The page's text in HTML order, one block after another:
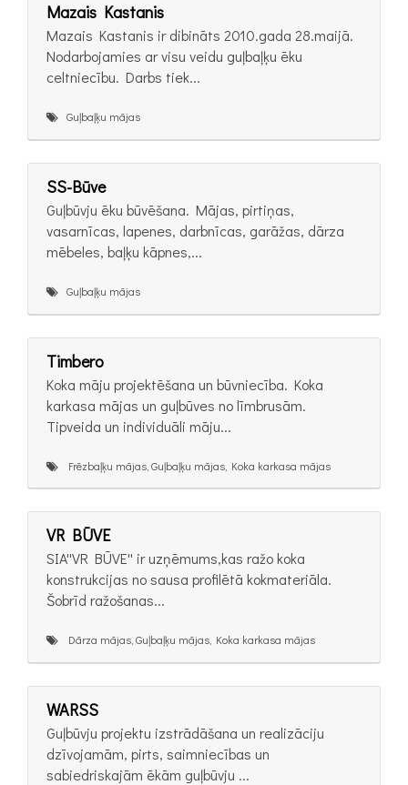
Mazais Kastanis
Mazais Kastanis ir dibināts 2010.gada 28.maijā.
Nodarbojamies ar visu veidu guļbaļķu ēku
celtniecību. Darbs tiek...
Guļbaļķu mājas
SS-Būve
Guļbūvju ēku būvēšana. Mājas, pirtiņas,
vasarnīcas, lapenes, darbnīcas, garāžas, dārza
mēbeles, baļķu kāpnes,...
Guļbaļķu mājas
Timbero
Koka māju projektēšana un būvniecība. Koka
karkasa mājas un guļbūves no līmbrusām.
Tipveida un individuāli māju...
Frēzbaļķu mājas, Guļbaļķu mājas, Koka karkasa mājas
VR BŪVE
SIA''VR BŪVE'' ir uzņēmums,kas ražo koka
konstrukcijas no sausa profilētā kokmateriāla.
Šobrīd ražošanas...
Dārza mājas, Guļbaļķu mājas, Koka karkasa mājas
WARSS
Guļbūvju projektu izstrādāšana un realizāciju
dzīvojamām, pirts, saimniecības un
sabiedriskajām ēkām guļbūvju ...